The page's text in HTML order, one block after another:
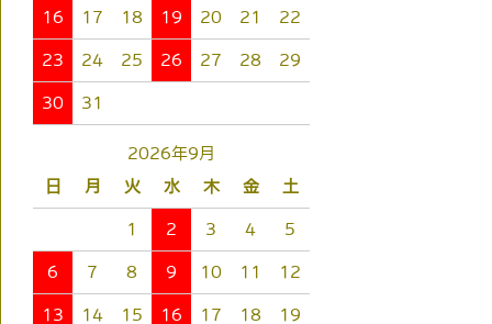
16 17 18 19 20 21 22
23 24 25 26 27 28 29
30 31
2026年9月
日
月 火 水 木 金 土
1 2 3 4 5
6 7 8 9 10 11 12
13 14 15 16 17 18 19